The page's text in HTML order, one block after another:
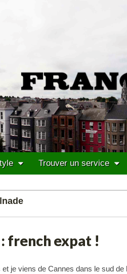
Trouver un service
french expat !
et je viens de Cannes dans le sud